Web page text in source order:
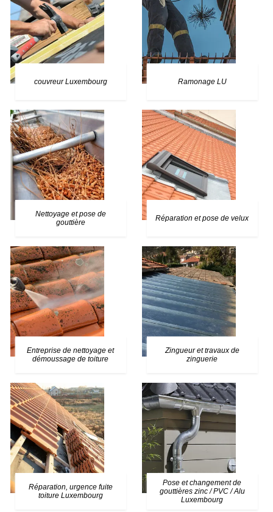
couvreur Luxembourg Ramonage LU
Nettoyage et pose de
gouttière
Réparation et pose de velux
Entreprise de nettoyage et
démoussage de toiture
Zingueur et travaux de
zinguerie
Réparation, urgence fuite
toiture Luxembourg
Pose et changement de
gouttières zinc / PVC / Alu
Luxembourg